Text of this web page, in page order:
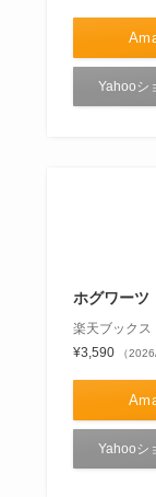
Yahooシ
ホグワー
楽天ブックス
¥3,590
（
Yahooシ